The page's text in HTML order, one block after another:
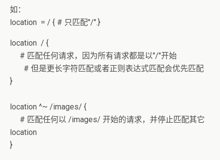
如：
location = / { # 只匹配"/".}
location / {
# 匹配任何请求，因为所有请求都是以"/"开始
# 但是更长字符匹配或者正则表达式匹配会优先匹配
}
location ^~ /images/ {
# 匹配任何以 /images/ 开始的请求，并停止匹配其它
location
}